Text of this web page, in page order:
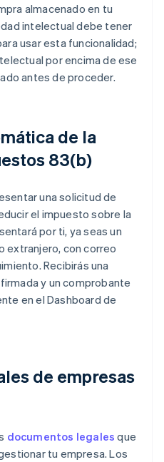
almacenado en tu
intelectual debe tener
usar esta funcionalidad;
por encima de ese
antes de proceder.
de la
83(b)
una solicitud de
el impuesto sobre la
por ti, ya seas un
extranjero, con correo
Recibirás una
y un comprobante
en el Dashboard de
de empresas
documentos legales que
tu empresa. Los